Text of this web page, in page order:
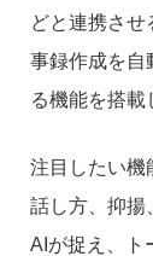
どと連携さ
事録作成を自
る機能を搭載
注目したい機
話し方、抑揚
AIが捉え、ト